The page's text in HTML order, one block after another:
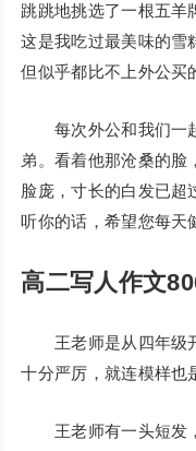
跳跳地挑选了一根五羊
这是我吃过最美味的雪
但似乎都比不上外公买
每次外公和我们一起
弟。看着他那沧桑的脸
脸庞，寸长的白发已
听你的话，希望您每天
高二写人作文
王老师是从四年级开
十分严厉，就连模样也
王老师有一头短发，